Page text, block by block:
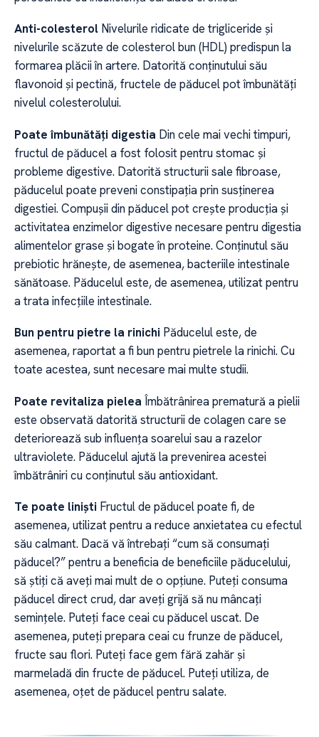
Anti-colesterol Nivelurile ridicate de trigliceride și
nivelurile scăzute de colesterol bun (HDL) predispun la
formarea plăcii în artere. Datorită conținutului său
flavonoid și pectină, fructele de păducel pot îmbunătăți
nivelul colesterolului.
Poate îmbunătăți digestia Din cele mai vechi timpuri,
fructul de păducel a fost folosit pentru stomac și
probleme digestive. Datorită structurii sale fibroase,
păducelul poate preveni constipația prin susținerea
digestiei. Compușii din păducel pot crește producția și
activitatea enzimelor digestive necesare pentru digestia
alimentelor grase și bogate în proteine. Conținutul său
prebiotic hrănește, de asemenea, bacteriile intestinale
sănătoase. Păducelul este, de asemenea, utilizat pentru
a trata infecțiile intestinale.
Bun pentru pietre la rinichi Păducelul este, de
asemenea, raportat a fi bun pentru pietrele la rinichi. Cu
toate acestea, sunt necesare mai multe studii.
Poate revitaliza pielea Îmbătrânirea prematură a pielii
este observată datorită structurii de colagen care se
deteriorează sub influența soarelui sau a razelor
ultraviolete. Păducelul ajută la prevenirea acestei
îmbătrâniri cu conținutul său antioxidant.
Te poate liniști Fructul de păducel poate fi, de
asemenea, utilizat pentru a reduce anxietatea cu efectul
său calmant. Dacă vă întrebați “cum să consumați
păducel?” pentru a beneficia de beneficiile păducelului,
să știți că aveți mai mult de o opțiune. Puteți consuma
păducel direct crud, dar aveți grijă să nu mâncați
semințele. Puteți face ceai cu păducel uscat. De
asemenea, puteți prepara ceai cu frunze de păducel,
fructe sau flori. Puteți face gem fără zahăr și
marmeladă din fructe de păducel. Puteți utiliza, de
asemenea, oțet de păducel pentru salate.